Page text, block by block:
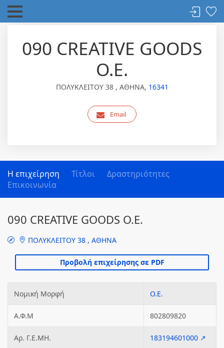
090 CREATIVE GOODS
Ο.Ε.
ΠΟΛΥΚΛΕΙΤΟΥ 38 , ΑΘΗΝΑ, 16341
Email
Η επιχείρηση Τίτλοι
Δραστηριότητες
Επικοινωνία
090 CREATIVE GOODS Ο.Ε.
ΠΟΛΥΚΛΕΙΤΟΥ 38 , ΑΘΗΝΑ
Νομική Μορφή Ο.Ε.
Α.Φ.Μ 802809820
Αρ. Γ.Ε.ΜΗ. 183194601000 ↗